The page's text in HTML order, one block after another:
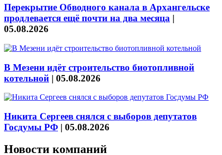
Перекрытие Обводного канала в Архангельске
продлевается ещё почти на два месяца |
05.08.2026
В Мезени идёт строительство биотопливной
котельной | 05.08.2026
Никита Сергеев снялся с выборов депутатов
Госдумы РФ | 05.08.2026
Новости компаний